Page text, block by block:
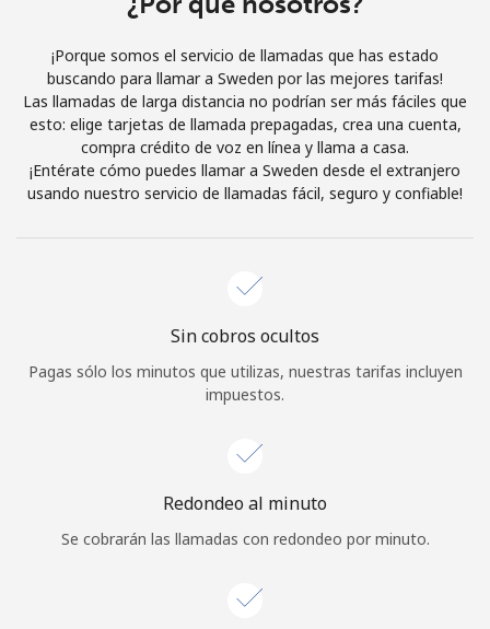
o
Continuar con
¡Porque somos el servicio de llamadas que has estado
buscando para llamar a Sweden por las mejores tarifas!
Las llamadas de larga distancia no podrían ser más fáciles que
esto: elige tarjetas de llamada prepagadas, crea una cuenta,
compra crédito de voz en línea y llama a casa.
¡Entérate cómo puedes llamar a Sweden desde el extranjero
usando nuestro servicio de llamadas fácil, seguro y confiable!
Sin cobros ocultos
Pagas sólo los minutos que utilizas, nuestras tarifas incluyen
impuestos.
Redondeo al minuto
Se cobrarán las llamadas con redondeo por minuto.